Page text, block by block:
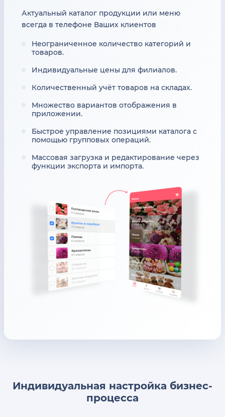
Актуальный каталог продукции или меню
всегда в телефоне Ваших клиентов
Неограниченное количество категорий и
товаров.
Индивидуальные цены для филиалов.
Количественный учёт товаров на складах.
Множество вариантов отображения в
приложении.
Быстрое управление позициями каталога с
помощью групповых операций.
Массовая загрузка и редактирование через
функции экспорта и импорта.
Индивидуальная настройка бизнес-
процесса